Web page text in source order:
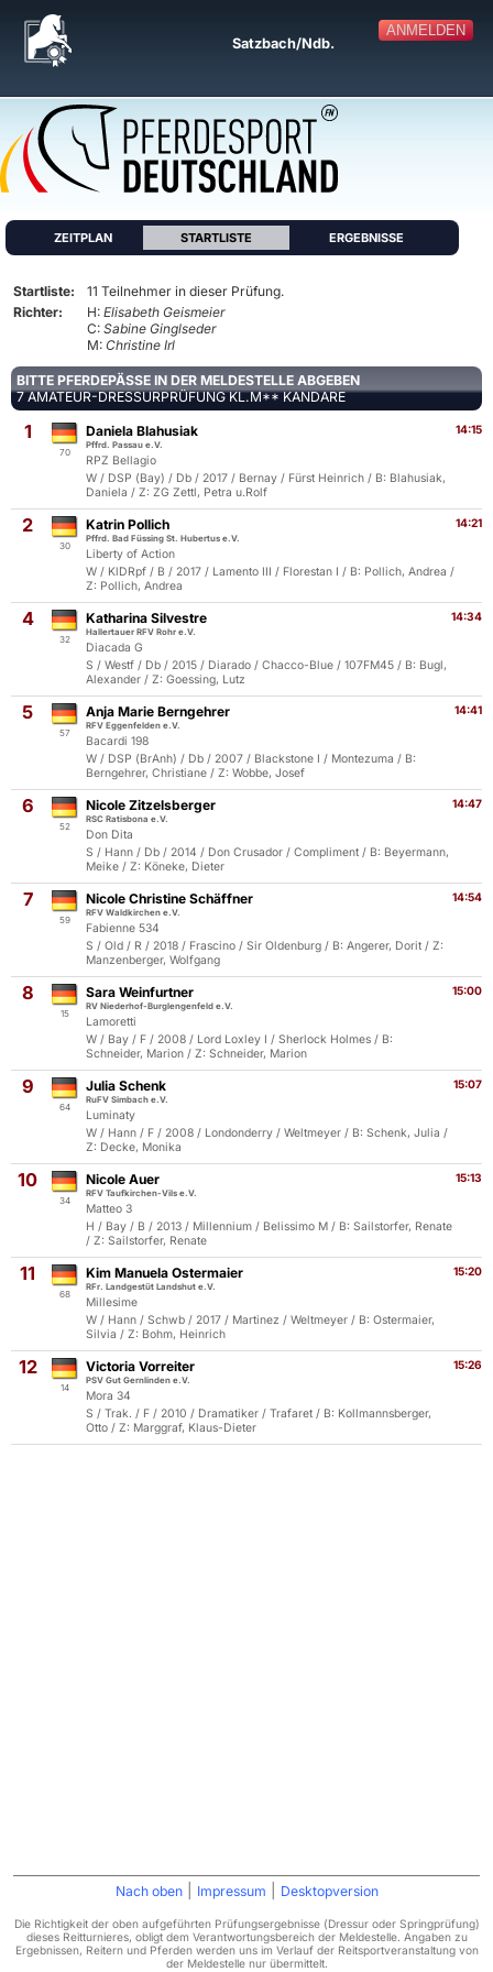
ANMELDEN
Satzbach/Ndb.
ZEITPLAN STARTLISTE ERGEBNISSE
Startliste:
11 Teilnehmer in dieser Prüfung.
Richter:
H: Elisabeth Geismeier
C: Sabine Ginglseder
M: Christine Irl
BITTE PFERDEPÄSSE IN DER MELDESTELLE ABGEBEN
7 AMATEUR-DRESSURPRÜFUNG KL.M** KANDARE
1
70
14:15
Daniela Blahusiak
Pffrd. Passau e.V.
RPZ Bellagio
W / DSP (Bay) / Db / 2017 / Bernay / Fürst Heinrich / B: Blahusiak,
Daniela / Z: ZG Zettl, Petra u.Rolf
2
30
14:21
Katrin Pollich
Pffrd. Bad Füssing St. Hubertus e.V.
Liberty of Action
W / KlDRpf / B / 2017 / Lamento III / Florestan I / B: Pollich, Andrea /
Z: Pollich, Andrea
4
32
14:34
Katharina Silvestre
Hallertauer RFV Rohr e.V.
Diacada G
S / Westf / Db / 2015 / Diarado / Chacco-Blue / 107FM45 / B: Bugl,
Alexander / Z: Goessing, Lutz
5
57
14:41
Anja Marie Berngehrer
RFV Eggenfelden e.V.
Bacardi 198
W / DSP (BrAnh) / Db / 2007 / Blackstone I / Montezuma / B:
Berngehrer, Christiane / Z: Wobbe, Josef
6
52
14:47
Nicole Zitzelsberger
RSC Ratisbona e.V.
Don Dita
S / Hann / Db / 2014 / Don Crusador / Compliment / B: Beyermann,
Meike / Z: Köneke, Dieter
7
59
14:54
Nicole Christine Schäffner
RFV Waldkirchen e.V.
Fabienne 534
S / Old / R / 2018 / Frascino / Sir Oldenburg / B: Angerer, Dorit / Z:
Manzenberger, Wolfgang
8
15
15:00
Sara Weinfurtner
RV Niederhof-Burglengenfeld e.V.
Lamoretti
W / Bay / F / 2008 / Lord Loxley I / Sherlock Holmes / B:
Schneider, Marion / Z: Schneider, Marion
9
64
15:07
Julia Schenk
RuFV Simbach e.V.
Luminaty
W / Hann / F / 2008 / Londonderry / Weltmeyer / B: Schenk, Julia /
Z: Decke, Monika
10
34
15:13
Nicole Auer
RFV Taufkirchen-Vils e.V.
Matteo 3
H / Bay / B / 2013 / Millennium / Belissimo M / B: Sailstorfer, Renate
/ Z: Sailstorfer, Renate
11
68
15:20
Kim Manuela Ostermaier
RFr. Landgestüt Landshut e.V.
Millesime
W / Hann / Schwb / 2017 / Martinez / Weltmeyer / B: Ostermaier,
Silvia / Z: Bohm, Heinrich
12
14
15:26
Victoria Vorreiter
PSV Gut Gernlinden e.V.
Mora 34
S / Trak. / F / 2010 / Dramatiker / Trafaret / B: Kollmannsberger,
Otto / Z: Marggraf, Klaus-Dieter
Nach oben Impressum Desktopversion
Die Richtigkeit der oben aufgeführten Prüfungsergebnisse (Dressur oder Springprüfung)
dieses Reitturnieres, obligt dem Verantwortungsbereich der Meldestelle. Angaben zu
Ergebnissen, Reitern und Pferden werden uns im Verlauf der Reitsportveranstaltung von
der Meldestelle nur übermittelt.